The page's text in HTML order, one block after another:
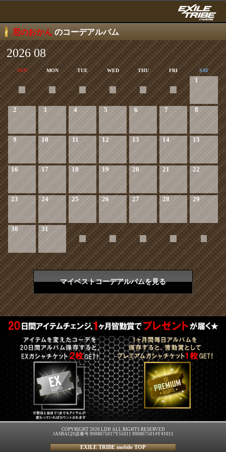
尼のおかん のコーデアルバム
2026 08
SUN MON TUE WED THU FRI SAT
1
2 3 4 5 6 7 8
9 10 11 12 13 14 15
16 17 18 19 20 21 22
23 24 25 26 27 28 29
30 31
マイベストコーデアルバムを見る
COPYRIGHT 2026 LDH ALL RIGHTS RESERVED
JASRAC許諾番号 9008675017Y55011 9008675014Y41011
EXILE TRIBE mobile TOP